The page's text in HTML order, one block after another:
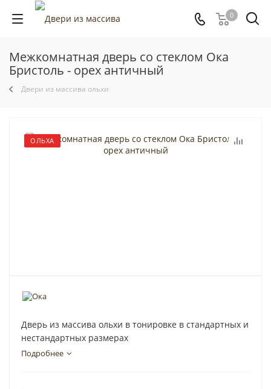
0
Межкомнатная дверь со стеклом Ока
Бристоль - орех античный
Двери из массива ольхи
ОЛЬХА
Дверь из массива ольхи в тонировке в стандартных и
нестандартных размерах
Подробнее